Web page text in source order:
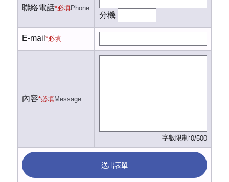
聯絡電話*必填Phone
分機
E-mail *必填
內容*必填Message
字數限制:0/500
送出表單